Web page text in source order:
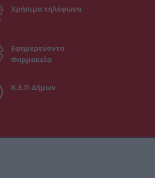
Χρήσιμα τηλέφωνα
Εφημερεύοντα
Φαρμακεία
Κ.Ε.Π Δήμων